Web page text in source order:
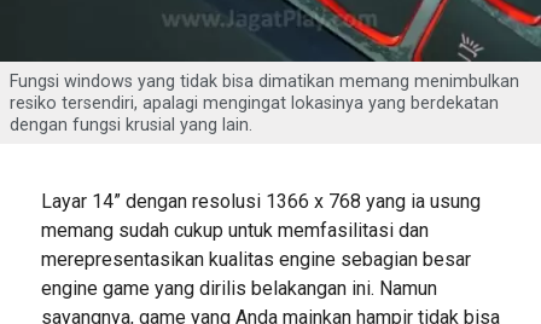
Fungsi windows yang tidak bisa dimatikan memang menimbulkan
resiko tersendiri, apalagi mengingat lokasinya yang berdekatan
dengan fungsi krusial yang lain.
Layar 14” dengan resolusi 1366 x 768 yang ia usung
memang sudah cukup untuk memfasilitasi dan
merepresentasikan kualitas engine sebagian besar
engine game yang dirilis belakangan ini. Namun
sayangnya, game yang Anda mainkan hampir tidak bisa